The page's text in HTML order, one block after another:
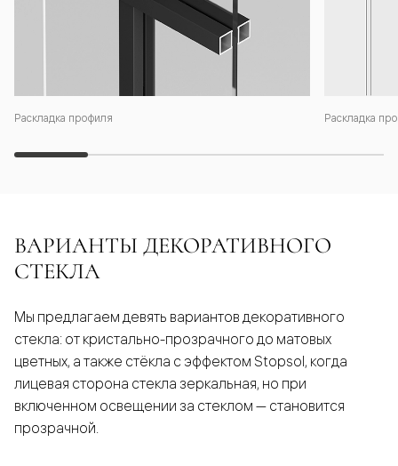
Раскладка профиля Раскладка
ВАРИАНТЫ ДЕКОРАТИВНОГО
СТЕКЛА
Мы предлагаем девять вариантов декоративного
стекла: от кристально-прозрачного до матовых
цветных, а также стёкла с эффектом Stopsol, когда
лицевая сторона стекла зеркальная, но при
включенном освещении за стеклом — становится
прозрачной.